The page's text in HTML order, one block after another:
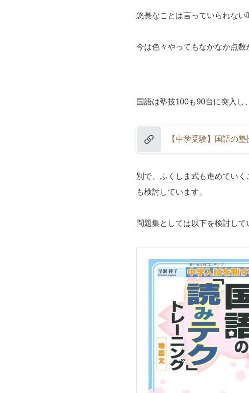
悠長なことは言っていられない
今は色々やってもなかなか点数
国語は塾技100も90台に突入し
【中学受験】国語の
別で、ふくしま式も進めてい
も検討しています。
問題集としては以下を検討して